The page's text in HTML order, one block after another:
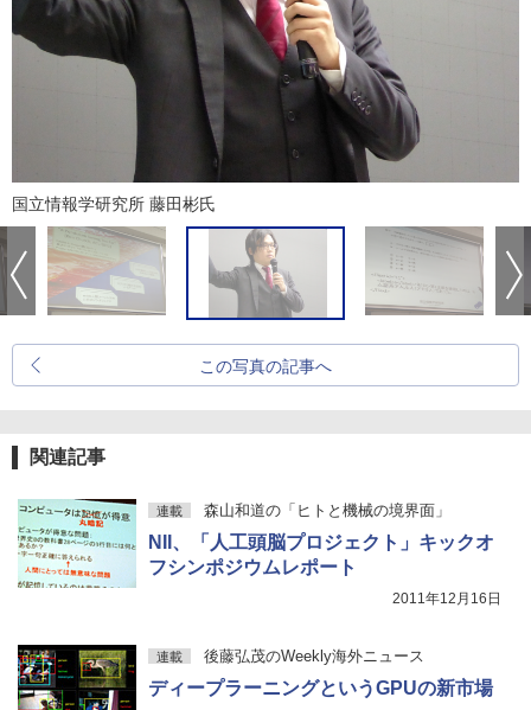
国立情報学研究所 藤田彬氏
この写真の記事へ
関連記事
連載 森山和道の「ヒトと機械の境界面」
NII、「人工頭脳プロジェクト」キックオ
フシンポジウムレポート
2011年12月16日
連載 後藤弘茂のWeekly海外ニュース
ディープラーニングというGPUの新市場